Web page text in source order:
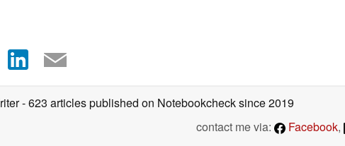
- 623 articles published on Notebookchecksince 2019
contact me via:
Facebook,